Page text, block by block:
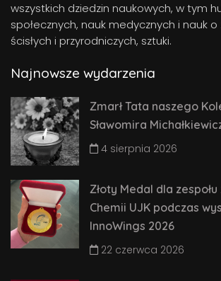
wszystkich dziedzin naukowych, w tym
społecznych, nauk medycznych i nauk o
ścisłych i przyrodniczych, sztuki.
Najnowsze wydarzenia
Zmarł Tata naszego
Sławomira
4 sierpnia 2026
Złoty Medal dla
Chemii UJK podczas
InnoWings 2026
22 czerwca 2026